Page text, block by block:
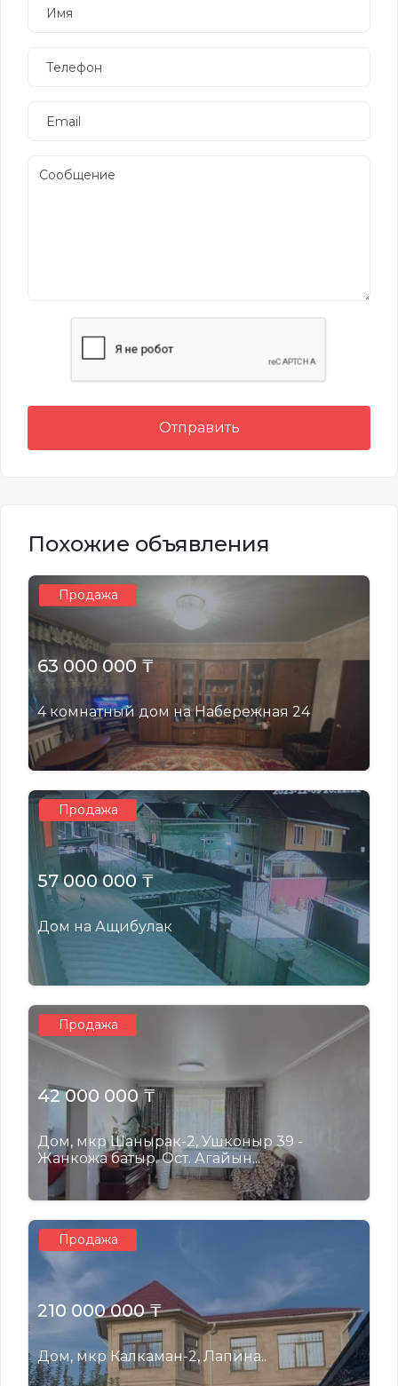
Отправить
Похожие объявления
Продажа
63 000 000 ₸
4 комнатный дом на Набережная 24
Продажа
57 000 000 ₸
Дом на Ащибулак
Продажа
42 000 000 ₸
Дом, мкр Шанырак-2, Ушконыр 39 -
Жанкожа батыр. Ост. Агайын...
Продажа
210 000 000 ₸
Дом, мкр Калкаман-2, Лапина..